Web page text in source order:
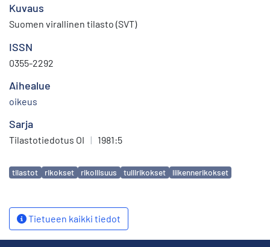
Kuvaus
Suomen virallinen tilasto (SVT)
ISSN
0355-2292
Aihealue
oikeus
Sarja
Tilastotiedotus OI | 1981:5
Avainsanat
tilastot rikokset rikollisuus tullirikokset liikennerikokset
Tietueen kaikki tiedot